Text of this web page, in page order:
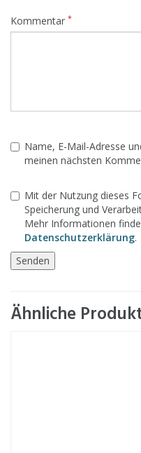
Kommentar *
Name, E-Mail-Adresse
meinen nächsten
Mit der Nutzung dieses
Speicherung und
Mehr Informationen
Datenschutzerklärung.
Ähnliche